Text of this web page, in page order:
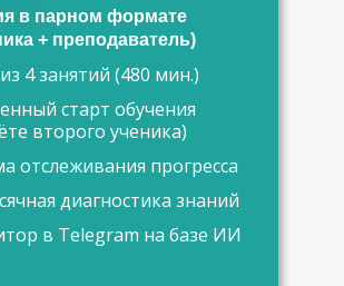
в парном формате
+ преподаватель)
4 занятий (480 мин.)
старт обучения
второго ученика)
отслеживания прогресса
диагностика знаний
в Telegram на базе ИИ